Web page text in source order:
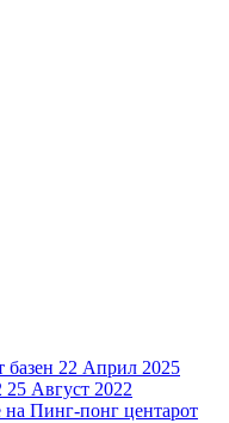
базен 22 Април 2025
25 Август 2022
на Пинг-понг центарот